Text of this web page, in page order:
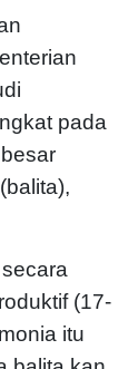
pada
(17-
itu